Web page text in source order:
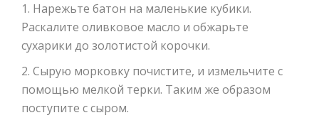
1. Нарежьте батон на маленькие кубики.
Раскалите оливковое масло и обжарьте
сухарики до золотистой корочки.
2. Сырую морковку почистите, и измельчите с
помощью мелкой терки. Таким же образом
поступите с сыром.